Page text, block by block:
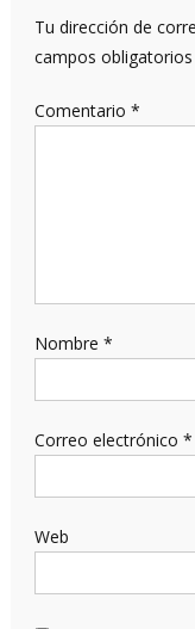
Tu dirección de
campos
Comentario *
Nombre *
Correo electrónico *
Web